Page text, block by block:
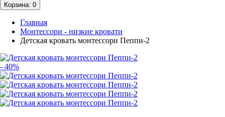
Корзина: 0
Главная
Монтессори - низкие кровати
Детская кровать монтессори Пеппи-2
- 40%